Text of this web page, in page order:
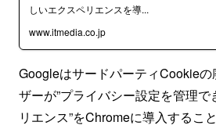
しいエクスペリエンスを導...
www.itmedia.co.jp
GoogleはサードパーティCookie
ザーが”プライバシー設定を管理
リエンス”をChromeに導入するこ